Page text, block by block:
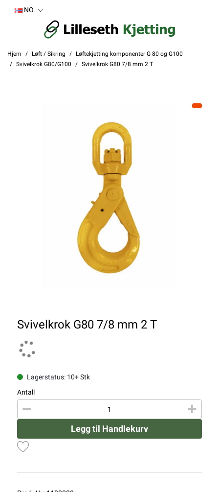
NO
Hjem Løft / Sikring
Løftekjetting komponenter G 80 og G100
Svivelkrok G80/G100
Svivelkrok G80 7/8 mm 2 T
Svivelkrok G80 7/8 mm 2 T
Lagerstatus: 10+ Stk
Antall
Legg til Handlekurv